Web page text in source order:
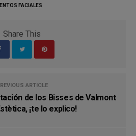
FACIALES
Share This
ARTICLE
de los Bisses de Valmont
¡te lo explico!